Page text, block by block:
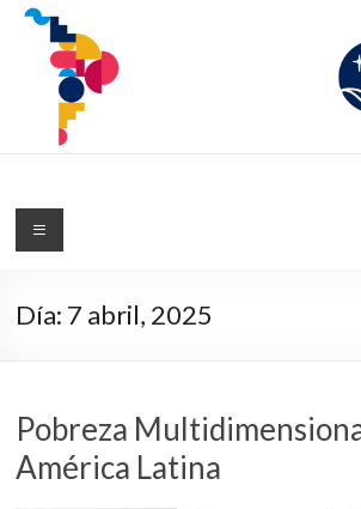
IDHAL
Blog del Instituto de Desarrollo Humano de
Día: 7 abril, 2025
Pobreza
América Latina